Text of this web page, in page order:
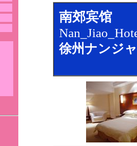
南郊宾馆
徐州ナンジ